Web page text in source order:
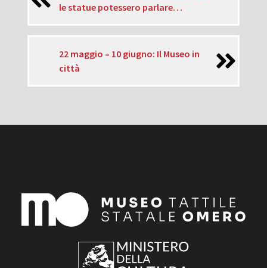
le statue potessero parlare…
22 maggio – 10 giugno: Il Museo in
città